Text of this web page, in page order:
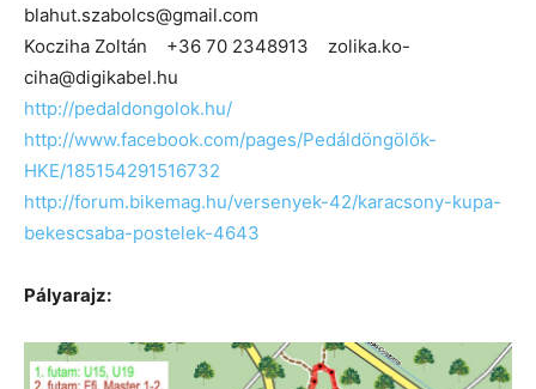
blahut.szabolcs@gmail.com
Kocziha Zoltán +36 70 2348913 zolika.ko-
ciha@digikabel.hu
http://pedaldongolok.hu/
http://www.facebook.com/pages/Pedáldöngölők-
HKE/185154291516732
http://forum.bikemag.hu/versenyek-42/karacsony-kupa-
bekescsaba-postelek-4643
Pályarajz: